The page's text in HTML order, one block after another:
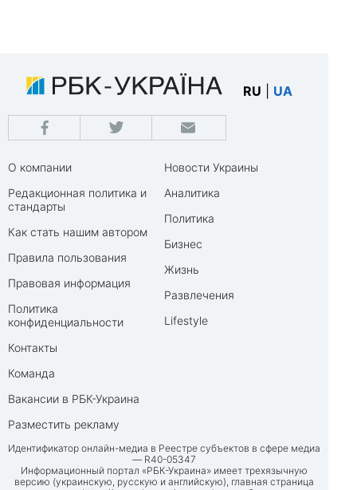
RU UA
О компании
Редакционная политика и
стандарты
Как стать нашим автором
Правила пользования
Правовая информация
Политика
конфиденциальности
Контакты
Команда
Вакансии в РБК-Украина
Разместить рекламу
Новости Украины
Аналитика
Политика
Бизнес
Жизнь
Развлечения
Lifestyle
Идентификатор онлайн-медиа в Реестре субъектов в сфере медиа
— R40-05347
Информационный портал «РБК-Украина» имеет трехязычную
версию (украинскую, русскую и английскую), главная страница